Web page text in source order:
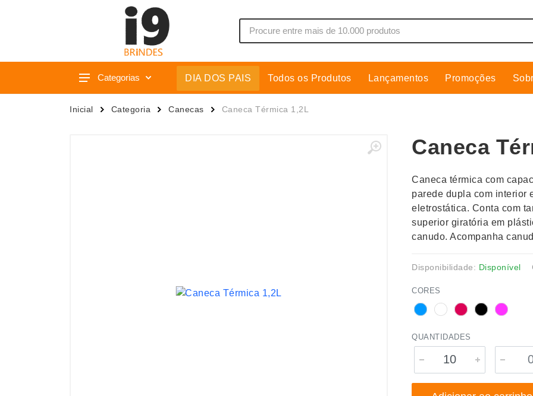
Categorias
Acessórios p/ Celular
Caixas de Som
Cooler
Cozinha
Cuidados Pessoais
Escritório
Espelhos
DIA DOS PAIS Todos os Produtos Lançamentos Promoções
Inicial Categoria Canecas Caneca Térmica 1,2L
Caneca
Caneca térmica com
parede dupla com interior
eletrostática. Conta com
superior giratória em
canudo. Acompanha
Disponibilidade: Disponível
CORES
QUANTIDADES